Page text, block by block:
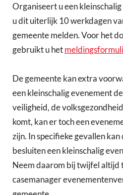
Organiseert u een
u dit uiterlijk 10 werkdagen
gemeente melden. Voor het
gebruikt u het
De gemeente kan extra
een kleinschalig evenement
veiligheid, de
komt, kan er toch een
zijn. In specifieke gevallen
besluiten een kleinschalig
Neem daarom bij twijfel altijd
casemanager